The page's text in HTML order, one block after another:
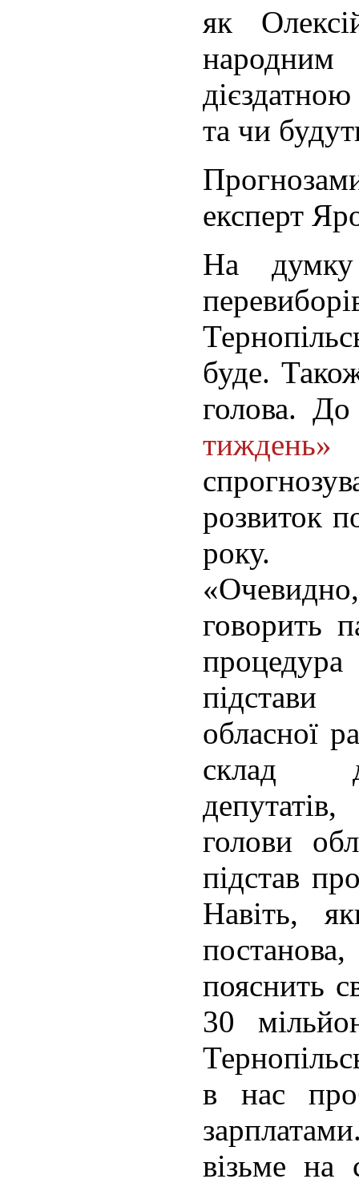
як
та чи
експерт
На думку
буде.
голова. До
тиждень»
розвиток
року.
говорить
обласної
склад
голови
підстав
Навіть,
пояснить
30
в нас
візьме на